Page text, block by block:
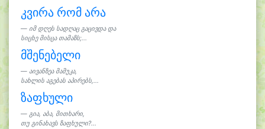
კვირა რომ არა
იმ დღეს სადღაც გაცივდა და
სიცხე მისცა თამაზს;...
მშენებელი
აივანზეა მამუკა,
სახლის აგებას აპირებს,...
ზაფხული
გია, აბა, მითხარი,
თუ გინახავს ზაფხული?...